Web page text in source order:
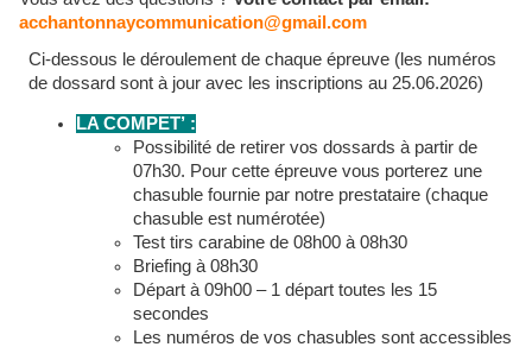
acchantonnaycommunication@gmail.com
Ci-dessous le déroulement de chaque épreuve (les numéros
de dossard sont à jour avec les inscriptions au 25.06.2026)
LA COMPET’ :
Possibilité de retirer vos dossards à partir de
07h30. Pour cette épreuve vous porterez une
chasuble fournie par notre prestataire (chaque
chasuble est numérotée)
Test tirs carabine de 08h00 à 08h30
Briefing à 08h30
Départ à 09h00 – 1 départ toutes les 15
secondes
Les numéros de vos chasubles sont accessibles